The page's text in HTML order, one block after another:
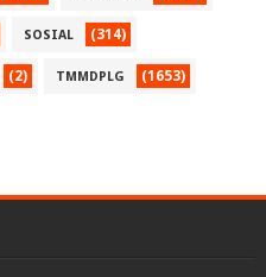
SOSIAL (314)
(2) TMMDPLG (1653)